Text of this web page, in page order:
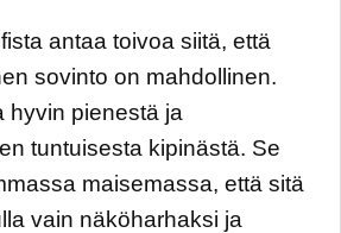
antaa toivoa siitä, että
sovinto on mahdollinen.
hyvin pienestä ja
tuntuisesta kipinästä. Se
maisemassa, että sitä
vain näköharhaksi ja